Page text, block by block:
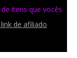
itens que vocês
de afiliado